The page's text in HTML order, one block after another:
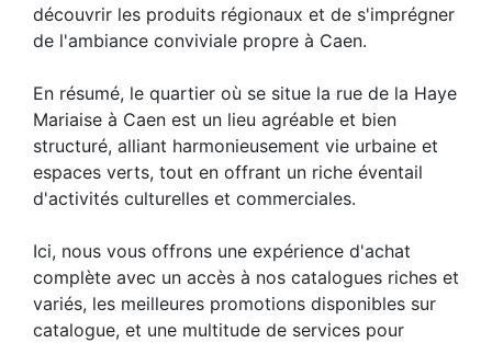
découvrir les produits régionaux et de s'imprégner
de l'ambiance conviviale propre à Caen.
En résumé, le quartier où se situe la rue de la Haye
Mariaise à Caen est un lieu agréable et bien
structuré, alliant harmonieusement vie urbaine et
espaces verts, tout en offrant un riche éventail
d'activités culturelles et commerciales.
Ici, nous vous offrons une expérience d'achat
complète avec un accès à nos catalogues riches et
variés, les meilleures promotions disponibles sur
catalogue, et une multitude de services pour